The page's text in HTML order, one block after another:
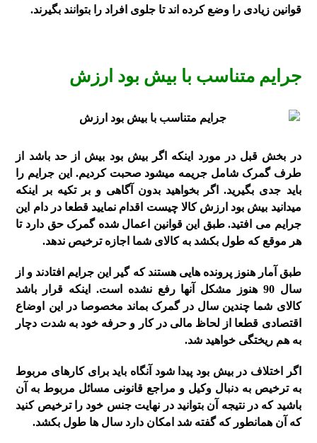
قوانین زیادی را وضع کرده اند تا جلوی افراد را بتوانند بگیرند.
جرایم متناسب با بیش بود ارزش
در بخش قبل در مورد اینکه اگر بیش بود بیش از حد باشد از
طرف گمرک شامل جریمه میشود صحبت کردیم. این جرایم را
باید جدی بگیرید. اگر بخواهید بدون آگاهی و بر تکیه بر اینکه
میدانید بیش بود ارزش کالا چیست اقدام نمایید قطعا در دام این
جرایم می افتید. طبق این قوانین اعمال شده گمرک حق دارد تا
هر موقع که طول بکشد به کالای شما اجازه ترخیص ندهد.
طبق آمار هنوز پرونده هایی هستند که گیر این جرایم افتادند و از
سال 90 هنوز مشکل آنها رفع نشده است. اینکه قرار باشد
کالای شما چندین سال در گمرک بماند مخصوصا در این اوضاع
اقتصادی قطعا از لحاظ مالی در کار و حرفه خود به شدت دچار
به هم ریختگی خواهید شد.
اگر اختلاف در بیش بود پیدا شود آنگاه باید برای کارهای مربوط
به ترخیص به دنبال وکیل و مراجع قانونی مسائل مربوط به آن
باشید که در نتیجه آن بتوانید در نهایت جنس خود را ترخیص کنید
که آن همانطور که گفته شد امکان دارد سال ها طول بکشد.